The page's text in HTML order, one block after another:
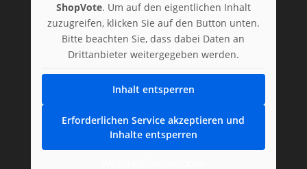
ShopVote. Um auf den eigentlichen Inhalt
zuzugreifen, klicken Sie auf den Button unten.
Bitte beachten Sie, dass dabei Daten an
Drittanbieter weitergegeben werden.
Inhalt entsperren
Erforderlichen Service akzeptieren und
Inhalte entsperren